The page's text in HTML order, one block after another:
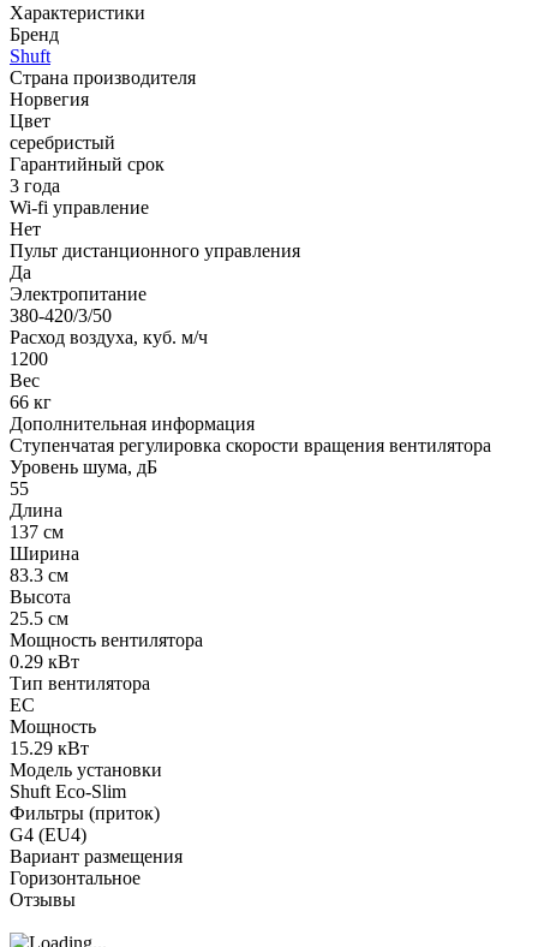
Характеристики
Бренд
Shuft
Страна производителя
Норвегия
Цвет
серебристый
Гарантийный срок
3 года
Wi-fi управление
Нет
Пульт дистанционного управления
Да
Электропитание
380-420/3/50
Расход воздуха, куб. м/ч
1200
Вес
66 кг
Дополнительная информация
Ступенчатая регулировка скорости вращения вентилятора
Уровень шума, дБ
55
Длина
137 см
Ширина
83.3 см
Высота
25.5 см
Мощность вентилятора
0.29 кВт
Тип вентилятора
EC
Мощность
15.29 кВт
Модель установки
Shuft Eco-Slim
Фильтры (приток)
G4 (EU4)
Вариант размещения
Горизонтальное
Отзывы